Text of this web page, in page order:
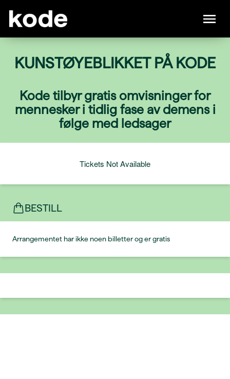
KUNSTØYEBLIKKET PÅ KODE
Kode tilbyr gratis omvisninger for
mennesker i tidlig fase av demens i
følge med ledsager
Tickets Not Available
BESTILL
Arrangementet har ikke noen billetter og er gratis